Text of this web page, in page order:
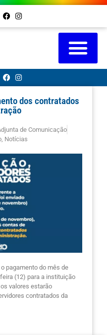
dos contratados
de Comunicação
Notícias
pagamento do mês de
(12) para a instituição
valores estarão
contratados da